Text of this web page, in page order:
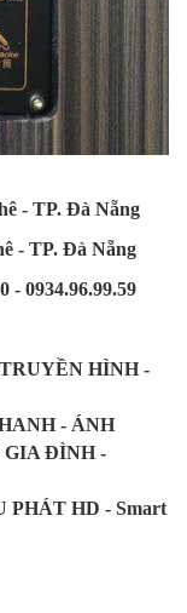
- TP. Đà Nẵng
Đà Nẵng
- 0934.96.99.59
HÌNH -
- ÁNH
GIA ĐÌNH -
PHÁT HD - Smart